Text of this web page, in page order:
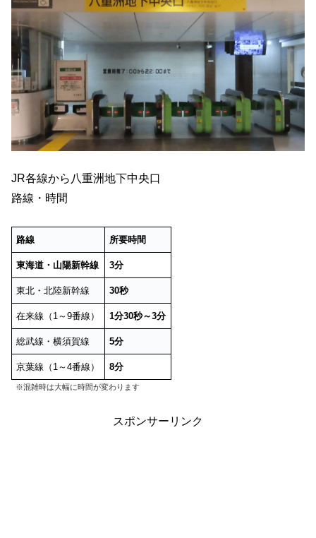
JR各線から八重洲地下中央口
路線・時間
路線 所要時間
東海道・山陽新幹線 3分
東北・北陸新幹線 30秒
在来線（1～9番線） 1分30秒～3分
総武線・横須賀線 5分
京葉線（1～4番線） 8分
※混雑時は大幅に時間が変わります
スポンサーリンク